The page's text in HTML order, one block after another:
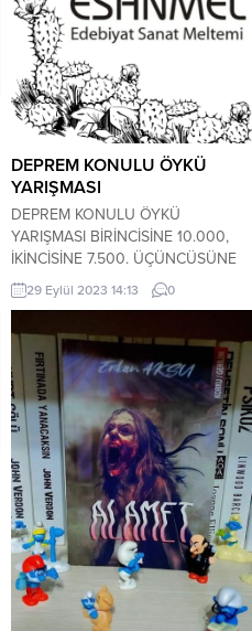
DEPREM KONULU ÖYKÜ
YARIŞMASI
DEPREM KONULU ÖYKÜ
YARIŞMASI BİRİNCİSİNE 10.000,
İKİNCİSİNE 7.500. ÜÇÜNCÜSÜNE
5.000 LİRA ÖDENECEK, 1 YAZARA
3.000 LİRALIK MANSİYON ÖDÜLÜ
TARİHİ.06 KASIM 2023 PAZARTESİ)
Yaşar Dondurma ve Gıda Maddeleri
A.Ş (MADO) ile Kahramanmaraş
Edebiyat ve Sanat Derneği
(MESDER) yöneticileri depremin
insanın bireysel ve sosyal
hayatında oluşturduğu etkiyi, öykü
tekniği ile...
29 Eylül 2023 14:13 0